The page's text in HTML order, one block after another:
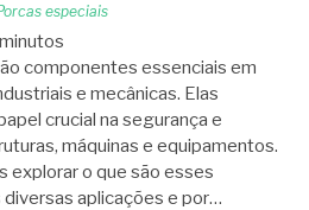
especiais
minutos
componentes essenciais em
e mecânicas. Elas
crucial na segurança e
máquinas e equipamentos.
explorar o que são esses
aplicações e por…